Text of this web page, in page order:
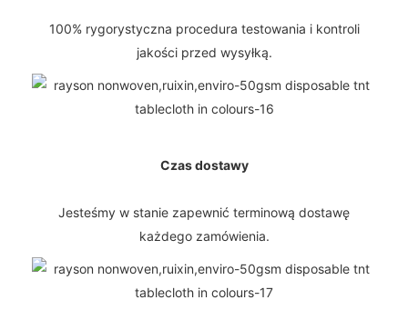
100% rygorystyczna procedura testowania i kontroli
jakości przed wysyłką.
Czas dostawy
Jesteśmy w stanie zapewnić terminową dostawę
każdego zamówienia.